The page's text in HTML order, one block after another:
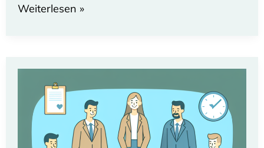
blackprint
blackprint
Hub
Weiterlesen »